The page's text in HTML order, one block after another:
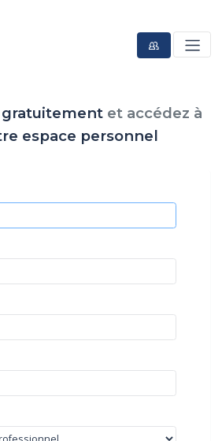
gratuitement et accédez à
espace personnel